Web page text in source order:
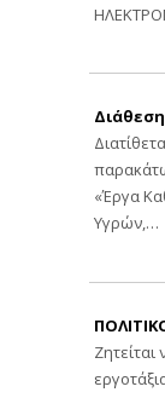
«Έργα
Υγρών,…
Ζητείται